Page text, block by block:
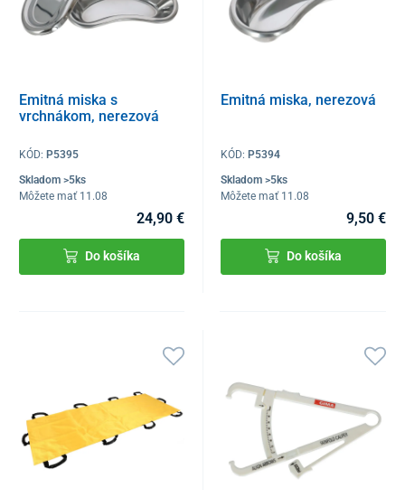
Emitná miska s
vrchnákom, nerezová
KÓD: P5395
Skladom >5ks
Môžete mať 11.08
24,90 €
Do košíka
Emitná miska, nerezová
KÓD:P5394
Skladom >5ks
Môžete mať 11.08
9,50 €
Do košíka